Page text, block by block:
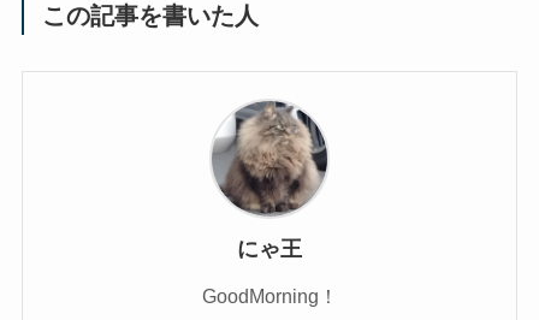
この記事を書いた人
にゃ王
GoodMorning！